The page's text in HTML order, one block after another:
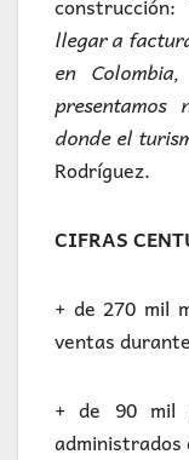
construcción:
llegar a
en
presentamos
donde el
Rodríguez.
CIFRAS
+ de 270 mil
ventas
+ de 90 mil
administrados